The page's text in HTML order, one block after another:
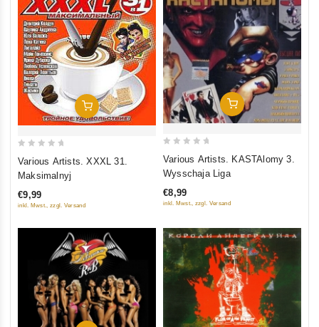
In Den Warenkorb
5
Various Artists. XXXL 31.
Maksimalnyj
€9,99
inkl. Mwst., zzgl. Versand
In Den Warenkorb
5
Various Artists. KASTAlomy 3.
Wysschaja Liga
€8,99
inkl. Mwst., zzgl. Versand